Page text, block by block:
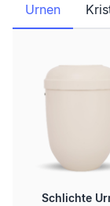
Urnen
Schlichte